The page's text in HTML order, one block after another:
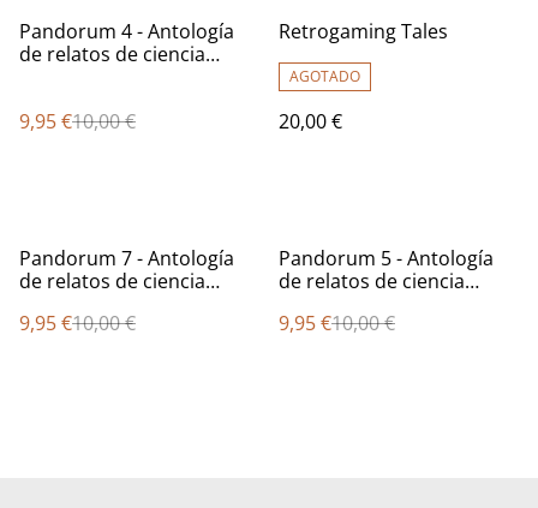
%
Pandorum 4 - Antología
de relatos de ciencia
9,95 €10,00 €
Retrogaming Tales
AGOTADO
20,00 €
%
Pandorum 7 - Antología
de relatos de ciencia
9,95 €10,00 €
%
Pandorum 5 - Antología
de relatos de ciencia
9,95 €10,00 €